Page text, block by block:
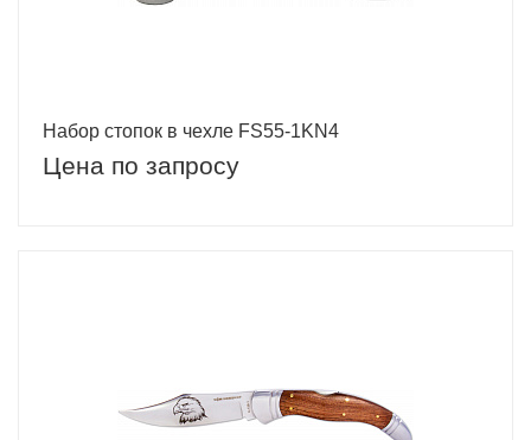
Набор стопок в чехле FS55-1KN4
Цена по запросу